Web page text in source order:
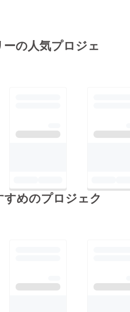
の人気プロジェ
めのプロジェク